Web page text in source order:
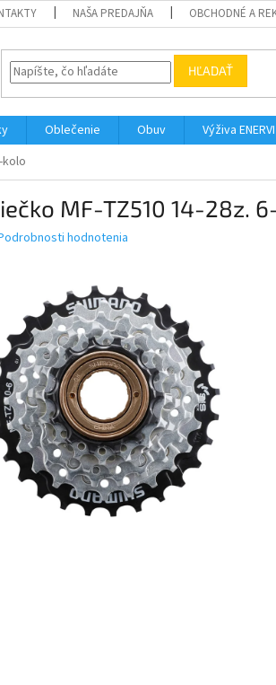
NAŠA PREDAJŇA OBCHODNÉ A
HĽADAŤ
Oblečenie Obuv Výživa
kolo
MF-TZ510 14-28z.
hodnotenia